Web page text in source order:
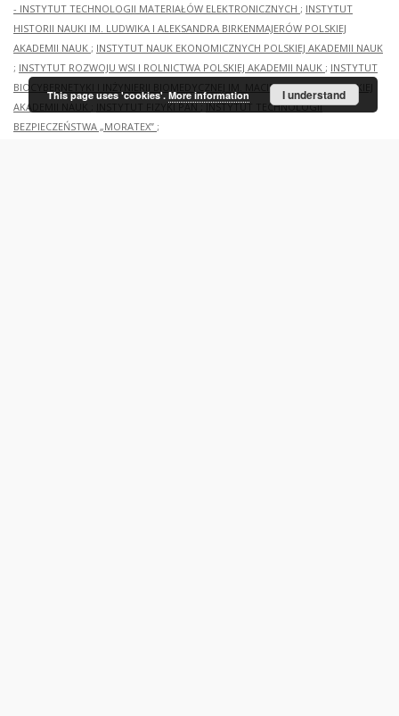
- INSTYTUT TECHNOLOGII MATERIAŁÓW ELEKTRONICZNYCH ; INSTYTUT
HISTORII NAUKI IM. LUDWIKA I ALEKSANDRA BIRKENMAJERÓW POLSKIEJ
AKADEMII NAUK ; INSTYTUT NAUK EKONOMICZNYCH POLSKIEJ AKADEMII NAUK
; INSTYTUT ROZWOJU WSI I ROLNICTWA POLSKIEJ AKADEMII NAUK ; INSTYTUT
BIOCYBERNETYKI I INŻYNIERII BIOMEDYCZNEJ IM. MACIEJA NAŁĘCZA POLSKIEJ
AKADEMII NAUK
INSTYTUT FIZYKI PAN;INSTYTUT TECHNOLOGII
BEZPIECZEŃSTWA „MORATEX” ;
This page uses 'cookies'. More information I understand